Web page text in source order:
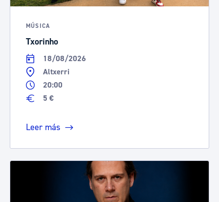
MÚSICA
Txorinho
18/08/2026
Altxerri
20:00
5 €
Leer más